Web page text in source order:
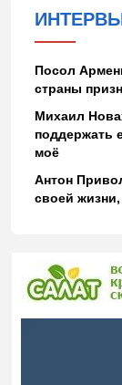
Посол
страны
Михаил
поддержать
моё
Антон
своей